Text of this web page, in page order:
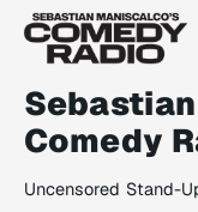
Comedy
Uncensored Stand-